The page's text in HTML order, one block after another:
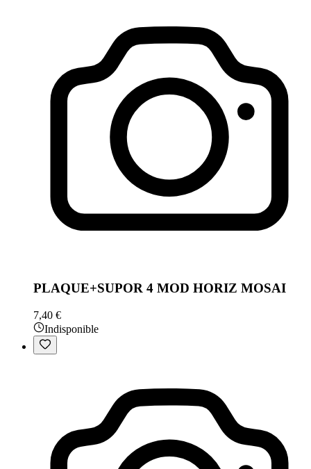
PLAQUE+SUPOR 4 MOD HORIZ MOSAI
7,40 €
Indisponible